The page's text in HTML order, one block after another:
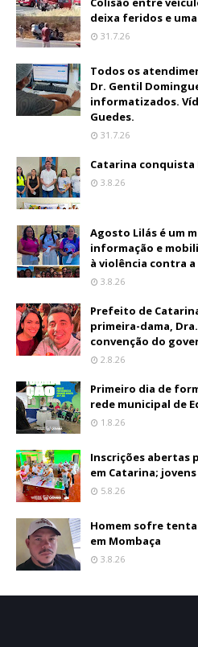
deixa feridos e
31.7.26
Todos os
Dr. Gentil
informatizados.
Guedes.
31.7.26
Catarina conquista
3.8.26
Agosto Lilás é um
informação e
à violência contra
3.8.26
Prefeito de
primeira-dama,
convenção do
2.8.26
Primeiro dia de
rede municipal de
1.8.26
Inscrições abertas
em Catarina; jovens
5.8.26
Homem sofre
em Mombaça
3.8.26